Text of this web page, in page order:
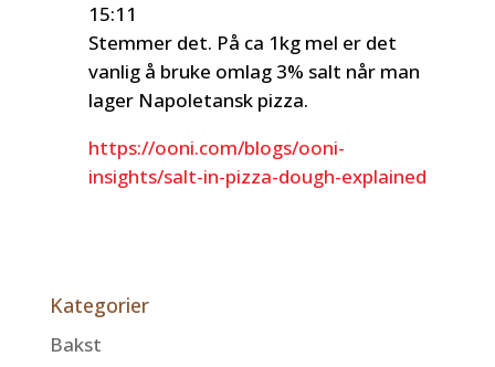
15:11
Stemmer det. På ca 1kg mel er det
vanlig å bruke omlag 3% salt når man
lager Napoletansk pizza.
https://ooni.com/blogs/ooni-
insights/salt-in-pizza-dough-explained
Kategorier
Bakst